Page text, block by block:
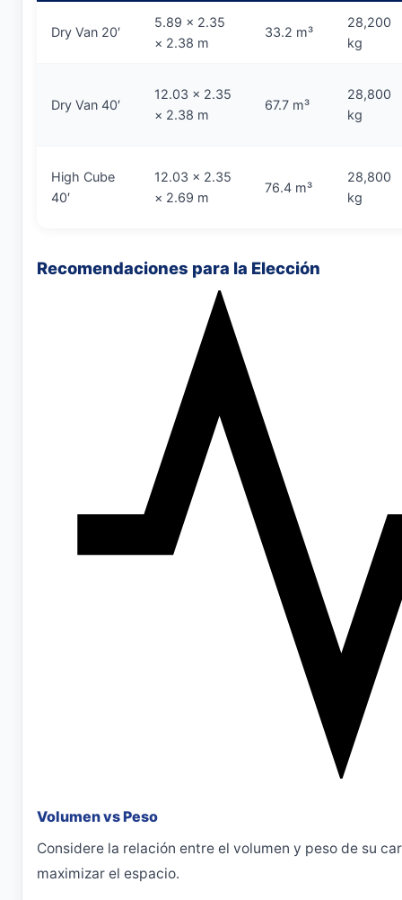
Dry Van 20′
5.89 × 2.35
× 2.38 m
33.2 m³
28,200
kg
Dry Van 40′
12.03 × 2.35
× 2.38 m
67.7 m³
28,800
kg
High Cube
40′
12.03 × 2.35
× 2.69 m
76.4 m³
28,800
kg
Recomendaciones para la Elección
Volumen vs Peso
Considere la relación entre el volumen y peso de su
maximizar el espacio.